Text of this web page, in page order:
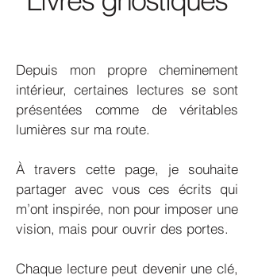
Depuis mon propre cheminement
intérieur, certaines lectures se sont
présentées comme de véritables
lumières sur ma route.
À travers cette page, je souhaite
partager avec vous ces écrits qui
m’ont inspirée, non pour imposer une
vision, mais pour ouvrir des portes.
Chaque lecture peut devenir une clé,